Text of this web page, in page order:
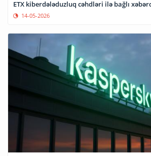
ETX kiberdələduzluq cəhdləri ilə bağlı
14-05-2026